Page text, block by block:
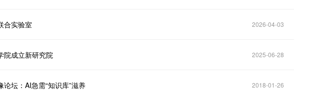
合实验室 2026-04-03
院成立新研究院 2025-06-28
坛：AI急需“知识库”滋养 2018-01-26